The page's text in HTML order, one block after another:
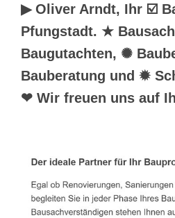
▶︎ Oliver Arndt, Ihr ☑️
Pfungstadt. ★
Baugutachten, ✺
Bauberatung und ✹
❤ Wir freuen uns auf